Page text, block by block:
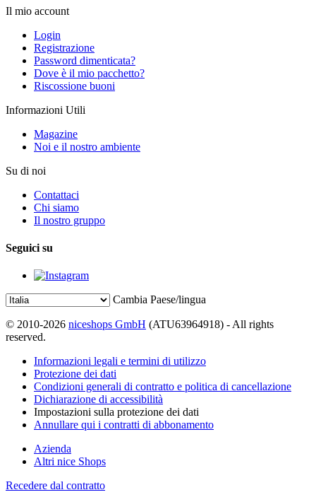
Il mio account
Login
Registrazione
Password dimenticata?
Dove è il mio pacchetto?
Riscossione buoni
Informazioni Utili
Magazine
Noi e il nostro ambiente
Su di noi
Contattaci
Chi siamo
Il nostro gruppo
Seguici su
Cambia Paese/lingua
© 2010-2026 niceshops GmbH (ATU63964918) - All rights
reserved.
Informazioni legali e termini di utilizzo
Protezione dei dati
Condizioni generali di contratto e politica di cancellazione
Dichiarazione di accessibilità
Impostazioni sulla protezione dei dati
Annullare qui i contratti di abbonamento
Azienda
Altri nice Shops
Recedere dal contratto